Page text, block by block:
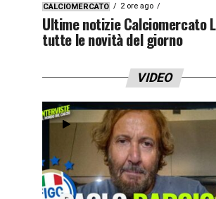
CALCIOMERCATO 2 ore ago
Ultime notizie Calciomercato
tutte le novità del giorno
VIDEO